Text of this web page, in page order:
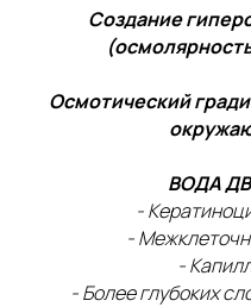
Создание
Осмотический
ВОДА
-
-
-
- Более глубоких